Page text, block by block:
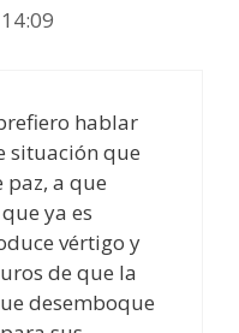
hablar
situación que
paz, a que
ya es
vértigo y
de que la
desemboque